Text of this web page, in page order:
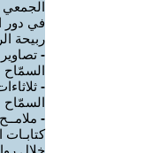
الجمعي
في دور
ربيحة
-
السمّاح
-
السمّاح
-
خلال